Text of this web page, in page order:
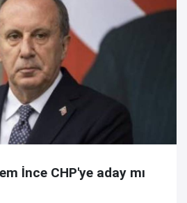
İnce CHP'ye aday mı